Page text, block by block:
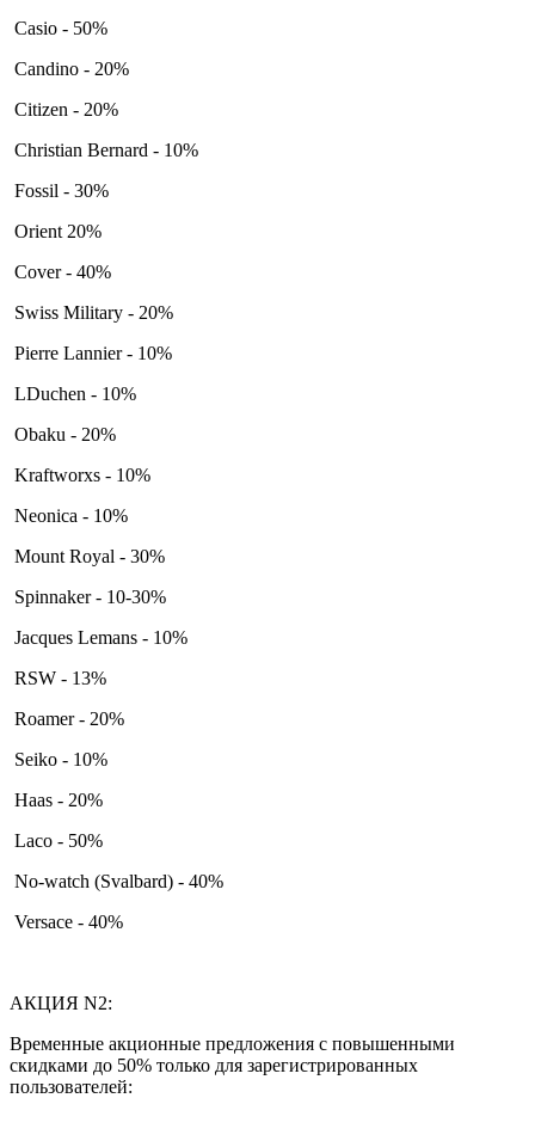
Casio - 50%
Candino - 20%
Citizen - 20%
Christian Bernard - 10%
Fossil - 30%
Orient 20%
Cover - 40%
Swiss Military - 20%
Pierre Lannier - 10%
LDuchen - 10%
Obaku - 20%
Kraftworxs - 10%
Neonica - 10%
Mount Royal - 30%
Spinnaker - 10-30%
Jacques Lemans - 10%
RSW - 13%
Roamer - 20%
Seiko - 10%
Haas - 20%
Laco - 50%
No-watch (Svalbard) - 40%
Versace - 40%
АКЦИЯ N2:
Временные акционные предложения с повышенными
скидками до 50% только для зарегистрированных
пользователей: